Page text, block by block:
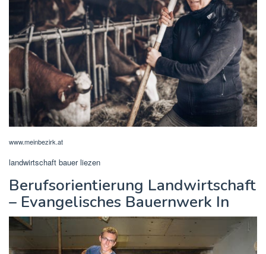
www.meinbezirk.at
landwirtschaft bauer liezen
Berufsorientierung Landwirtschaft
– Evangelisches Bauernwerk In